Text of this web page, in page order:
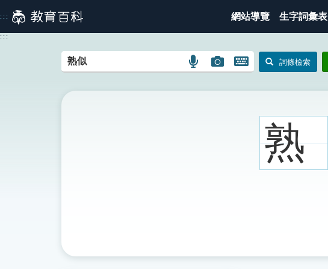
到
主
::: 網站導覽 生字詞彙表
:::
語
搜
圖
搜
開
鍵
詞條檢索
熟